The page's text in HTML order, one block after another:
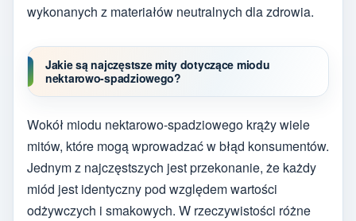
wykonanych z materiałów neutralnych dla zdrowia.
Jakie są najczęstsze mity dotyczące miodu
nektarowo-spadziowego?
Wokół miodu nektarowo-spadziowego krąży wiele
mitów, które mogą wprowadzać w błąd konsumentów.
Jednym z najczęstszych jest przekonanie, że każdy
miód jest identyczny pod względem wartości
odżywczych i smakowych. W rzeczywistości różne